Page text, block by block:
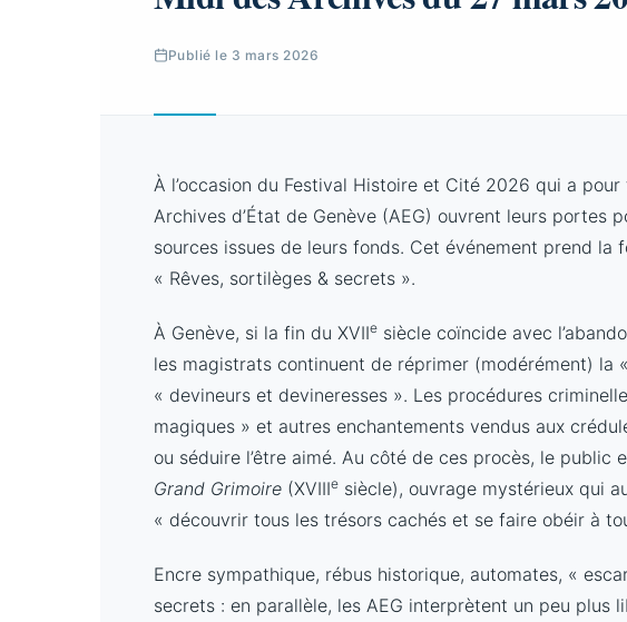
Publié le 3 mars 2026
À l’occasion du Festival Histoire et Cité 2026 qui a
Archives d’État de Genève (AEG) ouvrent leurs portes
sources issues de leurs fonds. Cet événement prend la
« Rêves, sortilèges & secrets ».
À Genève, si la fin du XVIIe siècle coïncide avec
les magistrats continuent de réprimer (modérément) la
« devineurs et devineresses ». Les procédures
magiques » et autres enchantements vendus aux
ou séduire l’être aimé. Au côté de ces procès, le
Grand Grimoire (XVIIIe siècle), ouvrage mystérieux qui
« découvrir tous les trésors cachés et se faire obéir à
Encre sympathique, rébus historique, automates, «
secrets : en parallèle, les AEG interprètent un peu plus